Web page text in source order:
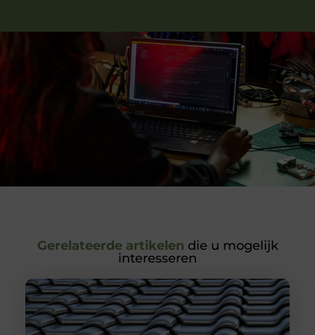
Gerelateerde artikelen die u mogelijk
interesseren